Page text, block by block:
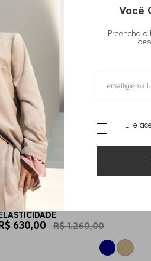
Você
Preencha
Li e
CALÇAS EXTRA-SLIM EM TECIDO
630,00 R$ 1.260,00